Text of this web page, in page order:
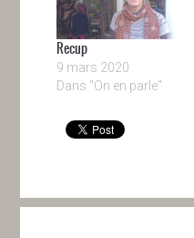
Recup
9 mars 2020
Dans "On en parle"